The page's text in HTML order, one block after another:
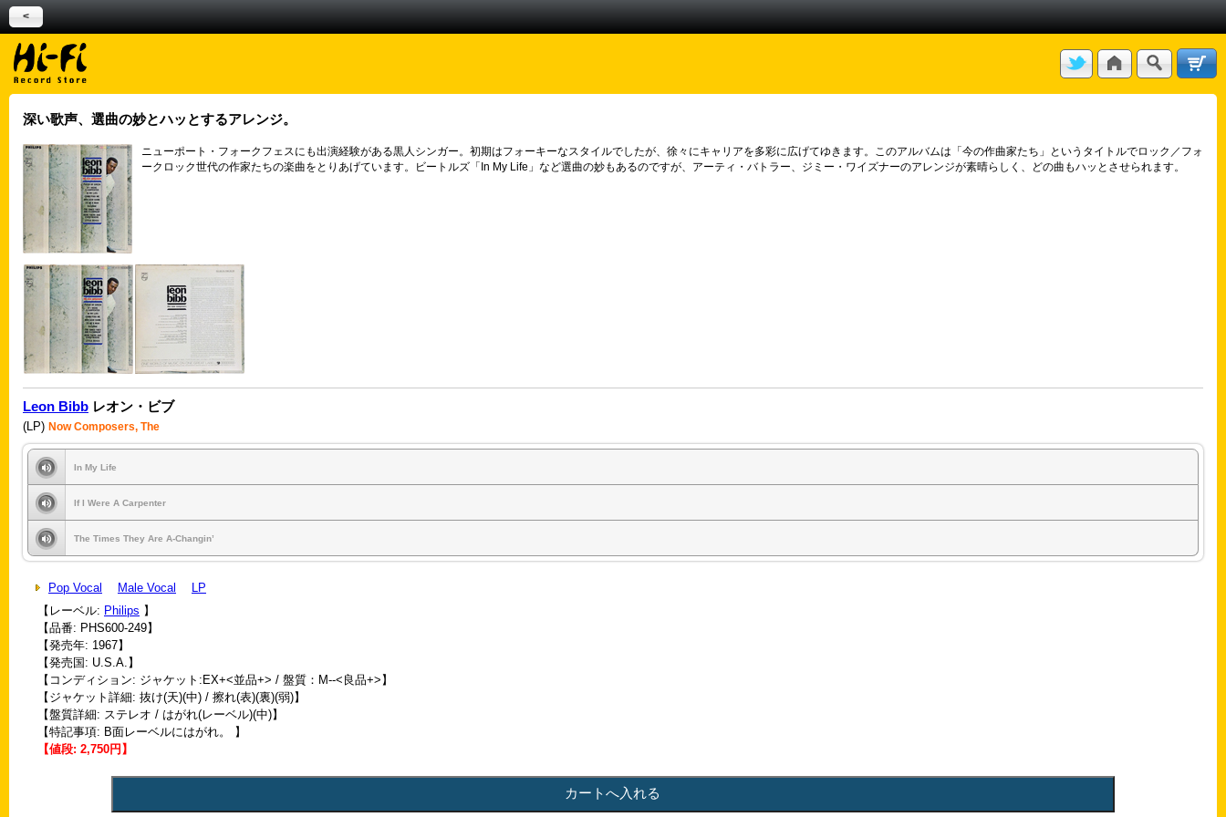
<
深い歌声、選曲の妙とハッとするアレンジ。
ニューポート・フォークフェスにも出演経験がある黒人シンガー。初期はフォーキーなスタイルでしたが、徐々にキャリアを多彩に広げてゆきます。このアルバムは「今の作曲家たち」というタイトルでロック／フォ
ークロック世代の作家たちの楽曲をとりあげています。ビートルズ「In My Life」など選曲の妙もあるのですが、アーティ・バトラー、ジミー・ワイズナーのアレンジが素晴らしく、どの曲もハッとさせられます。
Leon Bibb レオン・ビブ
(LP) Now Composers, The
In My Life
If I Were A Carpenter
The Times They Are A-Changin’
Pop Vocal Male Vocal
LP
【レーベル: Philips 】
【品番: PHS600-249】
【発売年: 1967】
【発売国: U.S.A.】
【コンディション: ジャケット:EX+<並品+> / 盤質：M--<良品+>】
【ジャケット詳細: 抜け(天)(中) / 擦れ(表)(裏)(弱)】
【盤質詳細: ステレオ / はがれ(レーベル)(中)】
【特記事項: B面レーベルにはがれ。 】
【値段: 2,750円】